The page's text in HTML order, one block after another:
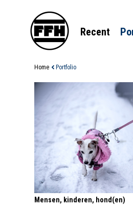
Recent
Home Portfolio
Mensen, kinderen, hond(en)